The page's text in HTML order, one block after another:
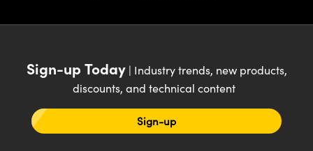
Sign-up Today| Industry trends, new products,
discounts, and technical content
Sign-up